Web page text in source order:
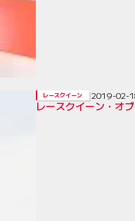
レースクイーン・オ
レースクイーン 2019-02-